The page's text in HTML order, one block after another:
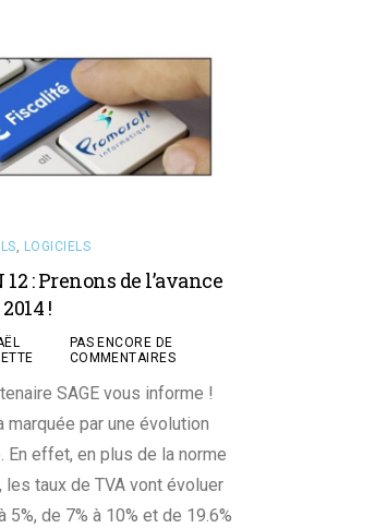
, LOGICIELS
12 : Prenons de l’avance
!
PAS ENCORE DE
COMMENTAIRES
SAGE vous informe !
marquée par une évolution
En effet, en plus de la norme
les taux de TVA vont évoluer
de 7% à 10% et de 19.6%